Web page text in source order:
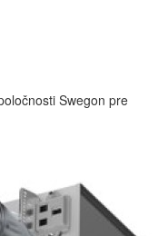
Swegon pre